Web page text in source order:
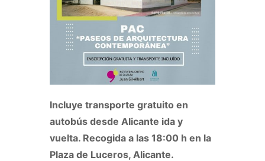
Incluye transporte gratuito en
autobús desde Alicante ida y
vuelta. Recogida a las 18:00 h en la
Plaza de Luceros, Alicante.